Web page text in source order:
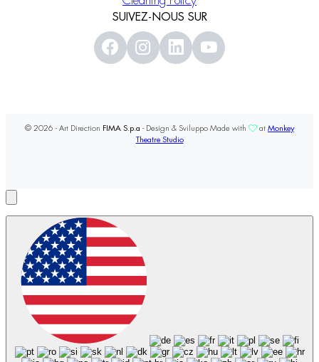
SUIVEZ-NOUS SUR
© 2026 - Art Direction FIMA S.p.a - Design & Sviluppo Made with at Monkey
Theatre Studio